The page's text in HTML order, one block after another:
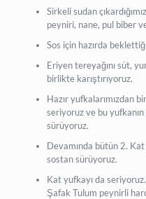
Sirkeli sudan
peyniri, nane, pul biber
Sos için hazırda
Eriyen tereyağını süt,
birlikte karıştırıyoruz.
Hazır yufkalarımızdan
seriyoruz ve bu
sürüyoruz.
Devamında bütün 2.
sostan sürüyoruz.
Kat yufkayı da
Şafak Tulum peynirli